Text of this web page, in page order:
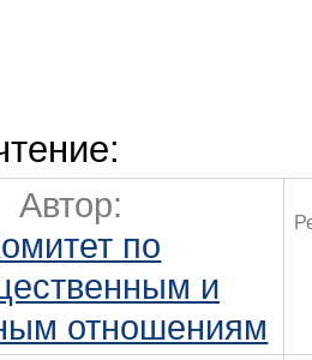
Автор:
по
и
отношениям